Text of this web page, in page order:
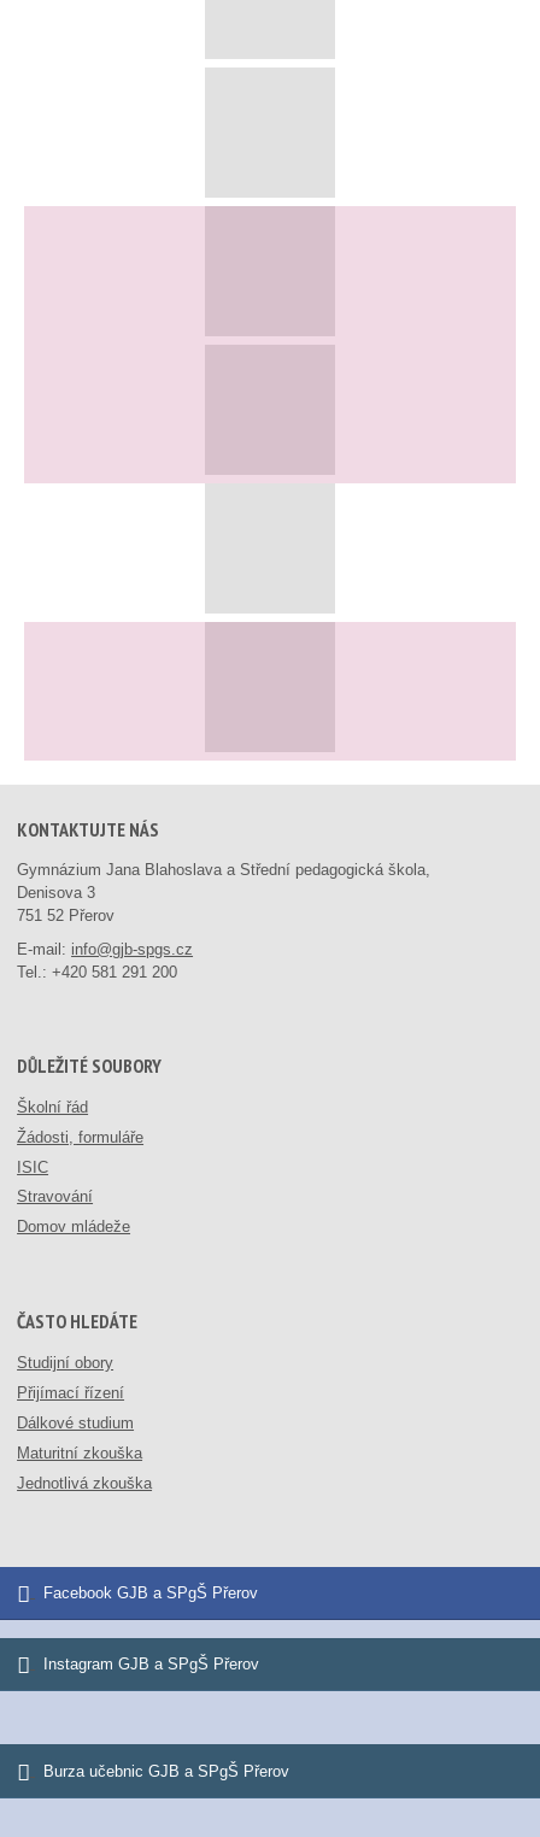
KONTAKTUJTE NÁS
Gymnázium Jana Blahoslava a Střední pedagogická škola,
Denisova 3
751 52 Přerov
E-mail: info@gjb-spgs.cz
Tel.:+420 581 291 200
DŮLEŽITÉ SOUBORY
Školní řád
Žádosti, formuláře
ISIC
Stravování
Domov mládeže
ČASTO HLEDÁTE
Studijní obory
Přijímací řízení
Dálkové studium
Maturitní zkouška
Jednotlivá zkouška
Facebook GJB a SPgŠ Přerov
Instagram GJB a SPgŠ Přerov
Burza učebnic GJB a SPgŠ Přerov